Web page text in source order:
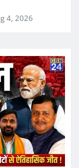
4, 2026